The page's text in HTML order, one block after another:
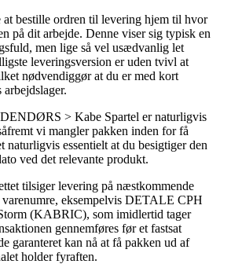
bestille ordren til levering hjem til hvor
på dit arbejde. Denne viser sig typisk en
men lige så vel usædvanlig let
leveringsversion er uden tvivl at
nødvendiggør at du er med kort
arbejdslager.
> Kabe Spartel er naturligvis
vi mangler pakken inden for få
naturligvis essentielt at du besigtiger den
ved det relevante produkt.
tilsiger levering på næstkommende
varenumre, eksempelvis DETALE CPH
(KABRIC), som imidlertid tager
gennemføres før et fastsat
garanteret kan nå at få pakken ud af
holder fyraften.